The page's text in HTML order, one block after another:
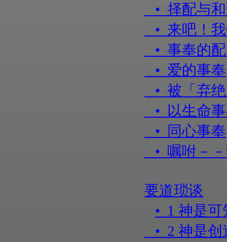
• 择配与
• 来吧！
• 事奉的
• 爱的事奉
• 被「弃
• 以生命
• 同心事奉
• 嘱咐－
要道琐谈
• 1 神是
• 2 神是